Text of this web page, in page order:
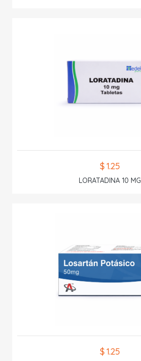
$ 1.25
LORATADINA 10 MG
$ 1.25